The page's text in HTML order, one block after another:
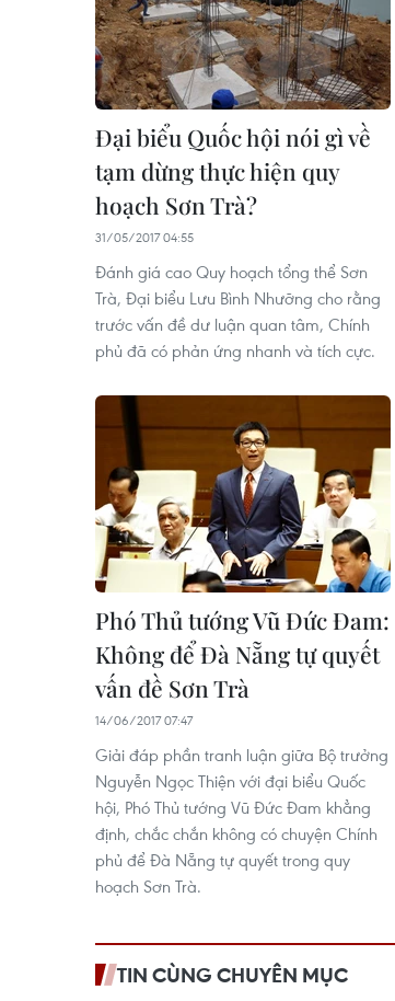
Đại biểu Quốc hội nói gì về
tạm dừng thực hiện quy
hoạch Sơn Trà?
31/05/2017 04:55
Đánh giá cao Quy hoạch tổng thể Sơn
Trà, Đại biểu Lưu Bình Nhưỡng cho rằng
trước vấn đề dư luận quan tâm, Chính
phủ đã có phản ứng nhanh và tích cực.
Phó Thủ tướng Vũ Đức Đam:
Không để Đà Nẵng tự quyết
vấn đề Sơn Trà
14/06/2017 07:47
Giải đáp phần tranh luận giữa Bộ trưởng
Nguyễn Ngọc Thiện với đại biểu Quốc
hội, Phó Thủ tướng Vũ Đức Đam khẳng
định, chắc chắn không có chuyện Chính
phủ để Đà Nẵng tự quyết trong quy
hoạch Sơn Trà.
TIN CÙNG CHUYÊN MỤC